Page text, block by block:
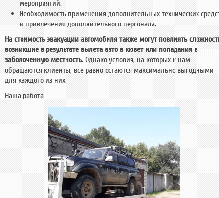
мероприятий.
Необходимость применения дополнительных технических
и привлечения дополнительного персонала.
На стоимость эвакуации автомобиля также могут повлиять
возникшие в результате вылета авто в кювет или попадания в
заболоченную местность. Однако условия, на которых к нам
обращаются клиенты, все равно остаются максимально выгодными
для каждого из них.
Наша работа